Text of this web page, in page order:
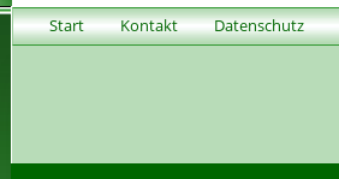
Start Kontakt Datenschutz